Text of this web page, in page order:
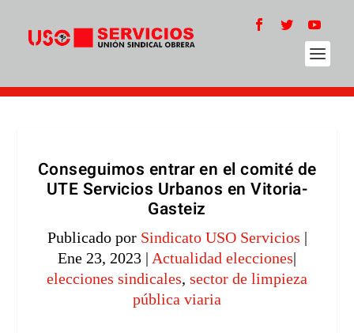
Conseguimos entrar en el comité de
UTE Servicios Urbanos en Vitoria-
Gasteiz
Publicado por Sindicato USO Servicios |
Ene 23, 2023 | Actualidad elecciones|
elecciones sindicales, sector de limpieza
pública viaria